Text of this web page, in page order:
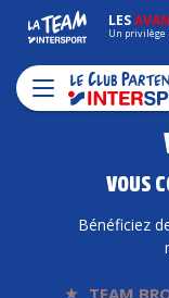
LES
Un privilège
VOUS
Bénéficiez
TEAM